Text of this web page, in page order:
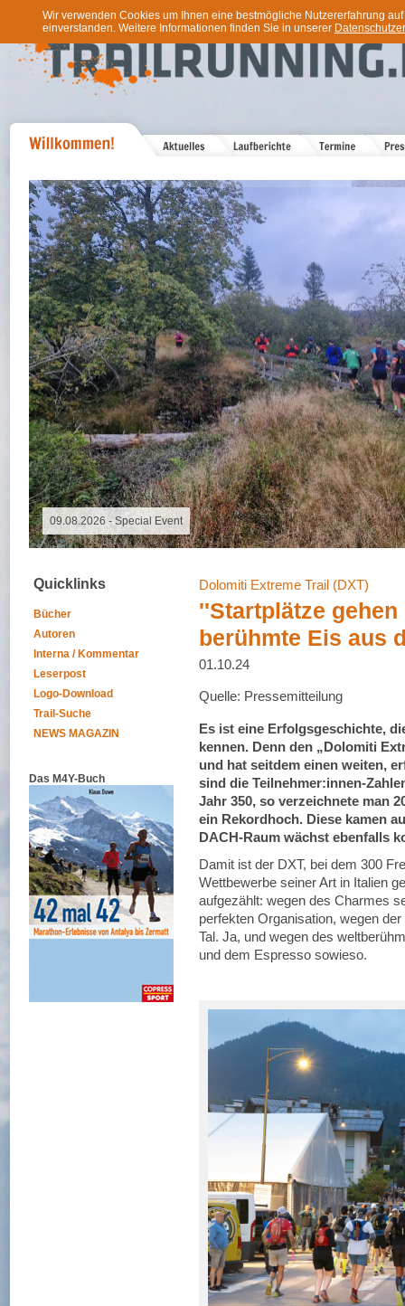
Wir verwenden Cookies um Ihnen eine bestmögliche Nutzererfahrung
einverstanden. Weitere Informationen finden Sie in unserer
09.08.2026 -
Quicklinks
Bücher
Autoren
Interna / Kommentar
Leserpost
Logo-Download
Trail-Suche
NEWS MAGAZIN
Das M4Y-Buch
Dolomiti Extreme Trail (DXT)
''Startplätze
berühmte Eis aus
01.10.24
Quelle: Pressemitteilung
Es ist eine Erfolgsgeschichte,
kennen. Denn den „Dolomiti
und hat seitdem einen weiten,
sind die Teilnehmer:innen-
Jahr 350, so verzeichnete man
ein Rekordhoch. Diese kamen
DACH-Raum wächst ebenfalls
Damit ist der DXT, bei dem 300
Wettbewerbe seiner Art in Italien
aufgezählt: wegen des Charmes
perfekten Organisation, wegen
Tal. Ja, und wegen des
und dem Espresso sowieso.